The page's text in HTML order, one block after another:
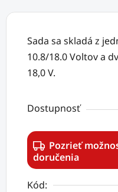
Sada sa skladá z
10.8/18.0 Voltov a
18,0 V.
Dostupnosť
Pozrieť
doručenia
Kód: